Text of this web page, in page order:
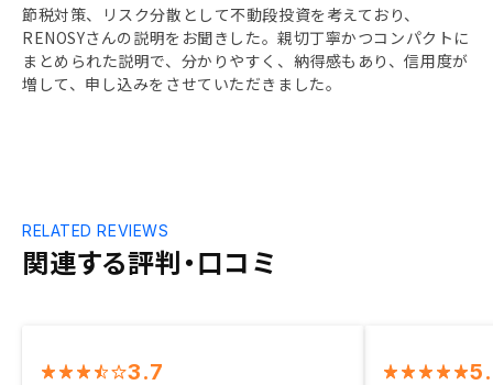
節税対策、リスク分散として不動段投資を考えており、
RENOSYさんの説明をお聞きした。親切丁寧かつコンパクトに
まとめられた説明で、分かりやすく、納得感もあり、信用度が
増して、申し込みをさせていただきました。
関連する評判・口コミ
RELATED REVIEWS
3.7